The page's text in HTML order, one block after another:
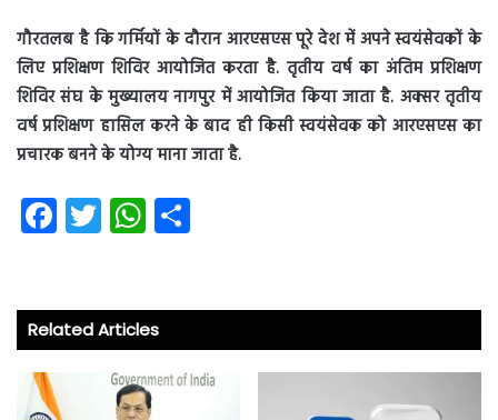
गौरतलब है कि गर्मियों के दौरान आरएसएस पूरे देश में अपने स्वयंसेवकों के
लिए प्रशिक्षण शिविर आयोजित करता है. तृतीय वर्ष का अंतिम प्रशिक्षण
शिविर संघ के मुख्यालय नागपुर में आयोजित किया जाता है. अक्सर तृतीय
वर्ष प्रशिक्षण हासिल करने के बाद ही किसी स्वयंसेवक को आरएसएस का
प्रचारक बनने के योग्य माना जाता है.
Fa
ce
o
ok
T
wi
er
W
ha
A
p
p
Related Articles